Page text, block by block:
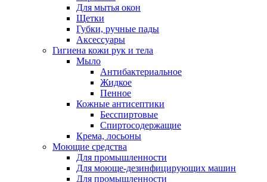
Для мытья окон
Щетки
Губки, ручные пады
Аксессуары
Гигиена кожи рук и тела
Мыло
Антибактериальное
Жидкое
Пенное
Кожные антисептики
Бесспиртовые
Cпиртосодержащие
Крема, лосьоны
Моющие средства
Для промышленности
Для моюще-дезинфицирующих машин
Для промышленности